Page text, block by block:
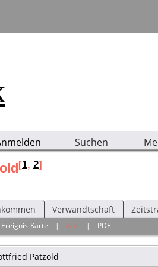
Suchen
[1, 2]
Verwandtschaft
Ereignis-Karte |Alle | PDF
Pätzold